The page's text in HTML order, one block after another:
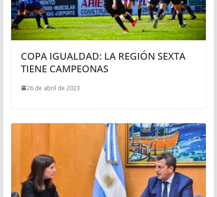
COPA IGUALDAD: LA REGIÓN SEXTA
TIENE CAMPEONAS
26 de abril de 2023